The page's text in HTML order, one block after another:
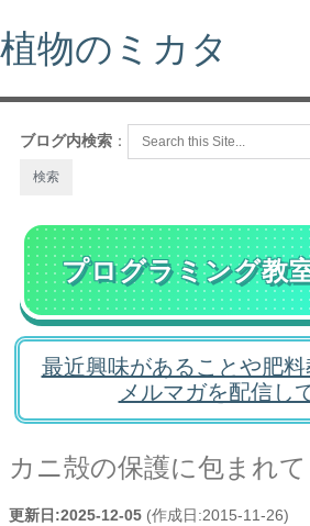
植物のミカタ
ブログ内検索 ：
プログラミング教
最近興味があることや肥
メルマガを配信し
カニ殻の保護に包まれて
更新日:2025-12-05 (作成日:2015-11-26)